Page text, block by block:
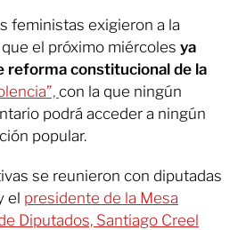
feministas exigieron a la
que el próximo miércoles ya
reforma constitucional de la
con la que ningún
podrá acceder a ningún
popular.
se reunieron con diputadas
el presidente de la Mesa
Diputados, Santiago Creel